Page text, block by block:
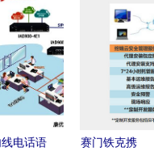
线电话语
赛门铁克携